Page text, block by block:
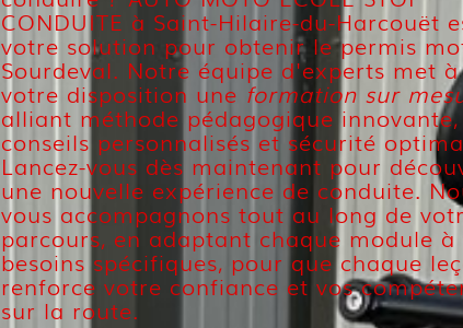
CONDUITE à Saint-Hilaire-du-Harcouët
votre solution pour obtenir le permis
Sourdeval. Notre équipe d'experts met à
votre disposition une formation sur
alliant méthode pédagogique innovante,
conseils personnalisés et sécurité
Lancez-vous dès maintenant pour
une nouvelle expérience de conduite.
vous accompagnons tout au long de
parcours, en adaptant chaque module à
besoins spécifiques, pour que chaque
renforce votre confiance et vos
sur la route.